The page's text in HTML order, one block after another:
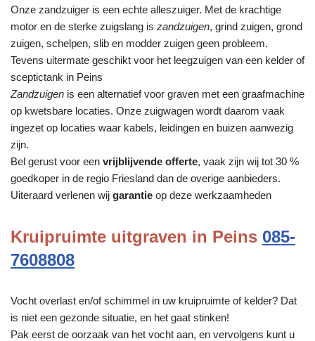
Onze zandzuiger is een echte alleszuiger. Met de krachtige
motor en de sterke zuigslang is zandzuigen, grind zuigen, grond
zuigen, schelpen, slib en modder zuigen geen probleem.
Tevens uitermate geschikt voor het leegzuigen van een kelder of
sceptictank in Peins
Zandzuigen is een alternatief voor graven met een graafmachine
op kwetsbare locaties. Onze zuigwagen wordt daarom vaak
ingezet op locaties waar kabels, leidingen en buizen aanwezig
zijn.
Bel gerust voor een vrijblijvende offerte, vaak zijn wij tot 30 %
goedkoper in de regio Friesland dan de overige aanbieders.
Uiteraard verlenen wij garantie op deze werkzaamheden
Kruipruimte uitgraven in Peins 085-
7608808
Vocht overlast en/of schimmel in uw kruipruimte of kelder? Dat
is niet een gezonde situatie, en het gaat stinken!
Pak eerst de oorzaak van het vocht aan, en vervolgens kunt u